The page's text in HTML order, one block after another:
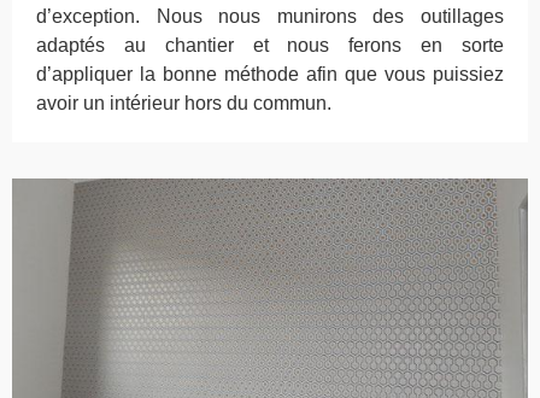
d’exception. Nous nous munirons des outillages
adaptés au chantier et nous ferons en sorte
d’appliquer la bonne méthode afin que vous puissiez
avoir un intérieur hors du commun.